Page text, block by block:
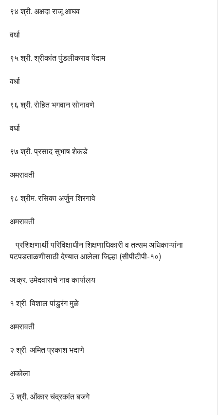
९४ श्री. अक्षदा राजू आघव
वर्धा
९५ श्री. श्रीकांत पुंडलीकराव पेंदाम
वर्धा
९६ श्री. रोहित भगवान सोनावणे
वर्धा
९७ श्री. प्रसाद सुभाष शेकडे
अमरावती
९८ श्रीम. रसिका अर्जुन शिरगावे
अमरावती
प्रशिक्षणार्थी परिविक्षाधीन शिक्षणाधिकारी व तत्सम अधिकाऱ्यांना
पटपडताळणीसाठी देण्यात आलेला जिल्हा (सीपीटीपी-१०)
अ.क्र. उमेदवाराचे नाव कार्यालय
१ श्री. विशाल पांडुरंग मुळे
अमरावती
२ श्री. अमित प्रकाश भदाणे
अकोला
3 श्री. ओंकार चंद्रकांत बजगे